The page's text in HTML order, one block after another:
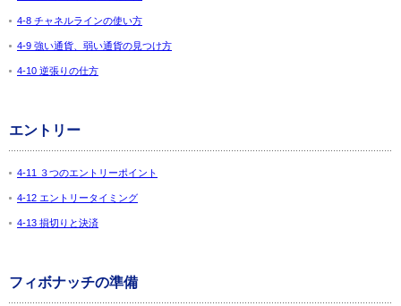
4-8 チャネルラインの使い方
4-9 強い通貨、弱い通貨の見つけ方
4-10 逆張りの仕方
エントリー
4-11 ３つのエントリーポイント
4-12 エントリータイミング
4-13 損切りと決済
フィボナッチの準備